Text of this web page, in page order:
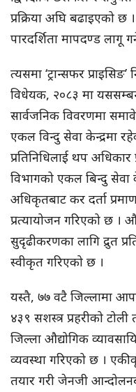
प्रक्रिया अघि बढाइएको छ
पारदर्शिता मापदण्ड लागू
त्यसमा ‘ट्रान्सफर
विधेयक, २०८३ मा
सार्वजनिक विवरणमा
एकल विन्दु सेवा केन्द्रमा
प्रतिनिधिलाई थप अधिकार
विभागको एकल बिन्दु सेवा
अधिकृतबाट कर दर्ता
प्रत्यायोजन गरिएको छ ।
सुदृढीकरणका लागि द्रुत
स्वीकृत गरिएको छ ।
यस्तै, ७७ वटै जिल्लामा
४३९ सशस्त्र प्रहरीको
जिल्ला औद्योगिक
व्यवस्था गरिएको छ ।
तयार गरी जेनजी